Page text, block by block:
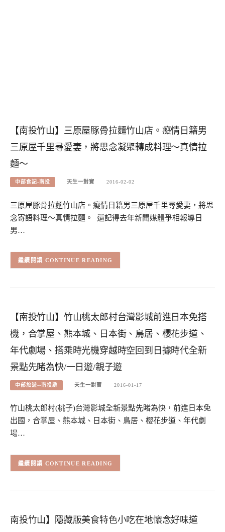
【南投竹山】三原屋豚骨拉麵竹山店。癡情日籍男
三原屋千里尋愛妻，將思念凝聚轉成料理～真情拉
麵～
中部食記-南投 天生一對寶 2016-02-02
三原屋豚骨拉麵竹山店。癡情日籍男三原屋千里尋愛妻，將思
念寄語料理～真情拉麵。 還記得去年新聞媒體爭相報導日
男…
CONTINUE READING
【南投竹山】竹山桃太郎村台灣影城前進日本免搭
機，合掌屋、熊本城、日本街、鳥居、櫻花步道、
年代劇場、搭乘時光機穿越時空回到日據時代全新
景點先睹為快/一日遊/親子遊
中部旅遊--南投縣 天生一對寶 2016-01-17
竹山桃太郎村(桃子)台灣影城全新景點先睹為快，前進日本免
出國，合掌屋、熊本城、日本街、鳥居、櫻花步道、年代劇
場…
CONTINUE READING
南投竹山】隱藏版美食特色小吃在地懷念好味道